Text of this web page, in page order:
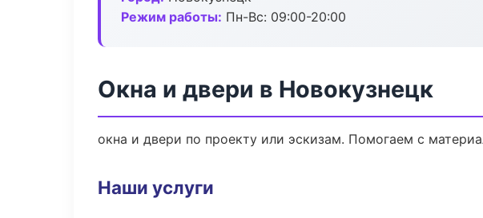
Режим работы: Пн-Вс: 09:00-20:00
Окна и двери в Новокузнецк
окна и двери по проекту или эскизам. Помогаем с
Наши услуги